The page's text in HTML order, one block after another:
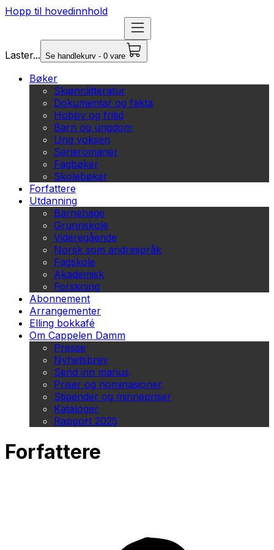
Hopp til hovedinnhold
Laster... Se handlekurv - 0 vare
Bøker
Skjønnlitteratur
Dokumentar og fakta
Hobby og fritid
Barn og ungdom
Ung voksen
Serieromaner
Fagbøker
Skolebøker
Forfattere
Utdanning
Barnehage
Grunnskole
Videregående
Norsk som andrespråk
Fagskole
Akademisk
Forskning
Abonnement
Arrangementer
Elling bokkafé
Om Cappelen Damm
Presse
Nyhetsbrev
Send inn manus
Priser og nominasjoner
Stipender og minnepriser
Kataloger
Rapport 2025
Forfattere